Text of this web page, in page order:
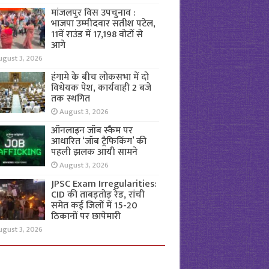
मांजलपुर विस उपचुनाव :
भाजपा उम्मीदवार सतीश पटेल,
11वें राउंड में 17,198 वोटों से
आगे
3, 2026
हंगामे के बीच लोकसभा में दो
विधेयक पेश, कार्यवाही 2 बजे
तक स्थगित
August 3, 2026
ऑनलाइन जॉब स्कैम पर
आधारित ‘जॉब ट्रैफिकिंग’ की
पहली झलक आयी सामने
August 3, 2026
JPSC Exam Irregularities:
CID की ताबड़तोड़ रेड, रांची
समेत कई जिलों में 15-20
ठिकानों पर छापेमारी
3, 2026